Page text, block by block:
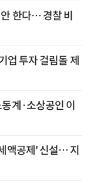
한다… 경찰 비
업 투자 걸림돌 제
계·소상공인 이
액공제' 신설… 지